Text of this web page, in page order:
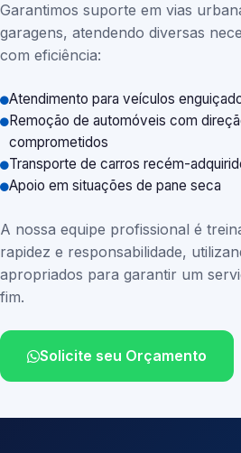
Garantimos suporte em vias
garagens, atendendo diversas
com eficiência:
Atendimento para veículos
Remoção de automóveis com
comprometidos
Transporte de carros recém-
Apoio em situações de pane seca
A nossa equipe profissional é
rapidez e responsabilidade,
apropriados para garantir um
fim.
Solicite seu Orçamento